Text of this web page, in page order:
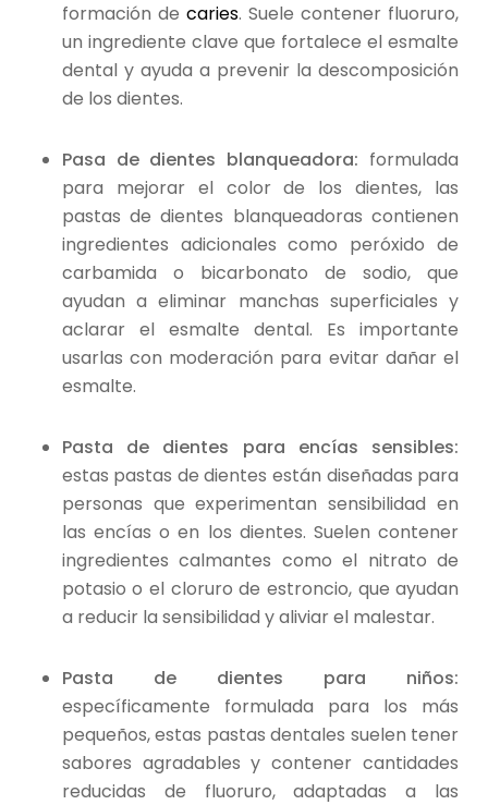
formación de caries. Suele contener fluoruro,
un ingrediente clave que fortalece el esmalte
dental y ayuda a prevenir la descomposición
de los dientes.
Pasa de dientes blanqueadora: formulada
para mejorar el color de los dientes, las
pastas de dientes blanqueadoras contienen
ingredientes adicionales como peróxido de
carbamida o bicarbonato de sodio, que
ayudan a eliminar manchas superficiales y
aclarar el esmalte dental. Es importante
usarlas con moderación para evitar dañar el
esmalte.
Pasta de dientes para encías sensibles:
estas pastas de dientes están diseñadas para
personas que experimentan sensibilidad en
las encías o en los dientes. Suelen contener
ingredientes calmantes como el nitrato de
potasio o el cloruro de estroncio, que ayudan
a reducir la sensibilidad y aliviar el malestar.
Pasta de dientes para niños:
específicamente formulada para los más
pequeños, estas pastas dentales suelen tener
sabores agradables y contener cantidades
reducidas de fluoruro, adaptadas a las